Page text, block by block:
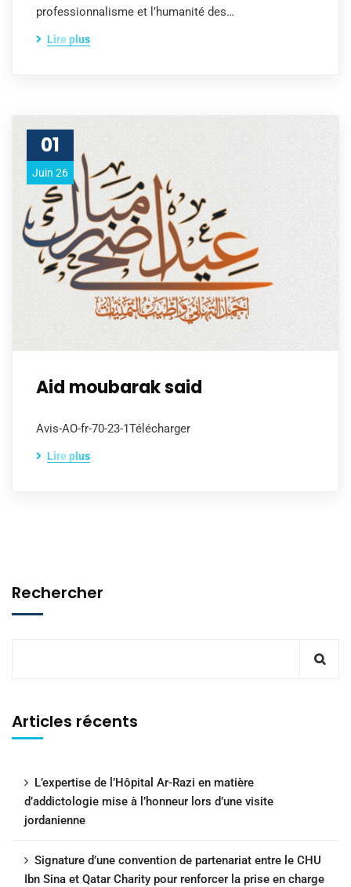
professionnalisme et l’humanité des…
Lire plus
01
Juin 26
Aid moubarak said
Avis-AO-fr-70-23-1Télécharger
Lire plus
Rechercher
Articles récents
L’expertise de l’Hôpital Ar-Razi en matière
d’addictologie mise à l’honneur lors d’une visite
jordanienne
Signature d’une convention de partenariat entre le CHU
Ibn Sina et Qatar Charity pour renforcer la prise en charge